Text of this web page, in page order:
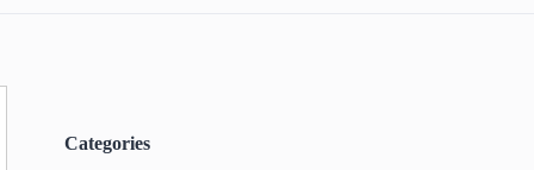
Categories